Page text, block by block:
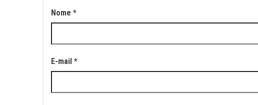
Nome *
E-mail *